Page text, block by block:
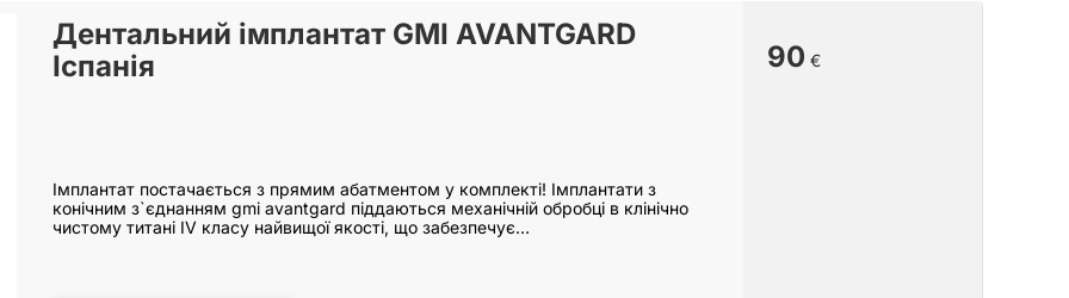
Дентальний імплантат GMI AVANTGARD
Іспанія
Імплантат постачається з прямим абатментом у комплекті! Імплантати з
конічним з`єднанням gmi avantgard піддаються механічній обробці в клінічно
чистому титані IV класу найвищої якості, що забезпечує…
90 €